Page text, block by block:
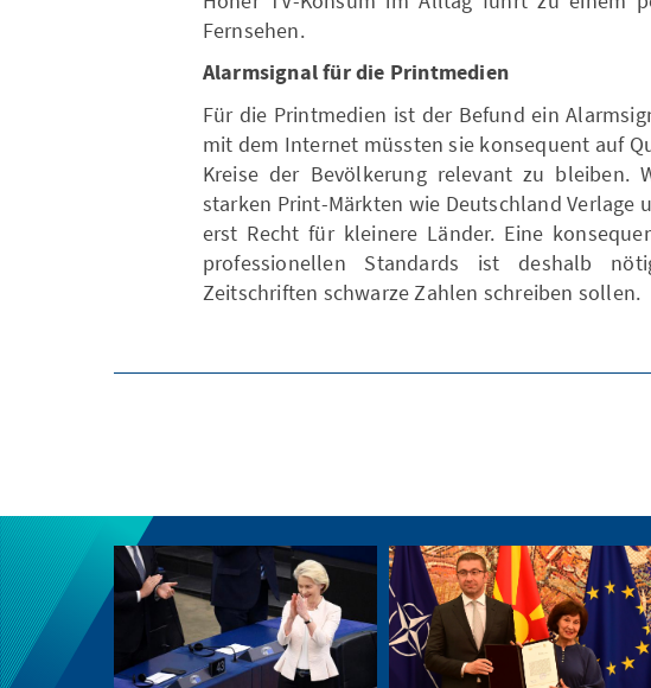
Fernsehen.
Alarmsignal für die Printmedien
Für die Printmedien ist der Befund ein
mit dem Internet müssten sie konsequent auf
Kreise der Bevölkerung relevant zu bleiben.
starken Print-Märkten wie Deutschland Verlage
erst Recht für kleinere Länder. Eine
professionellen Standards ist deshalb
Zeitschriften schwarze Zahlen schreiben sollen.